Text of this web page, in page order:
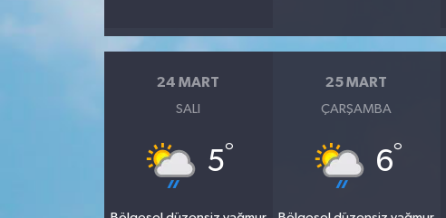
24 MART
SALI
5°
25 MART
ÇARŞAMBA
6°